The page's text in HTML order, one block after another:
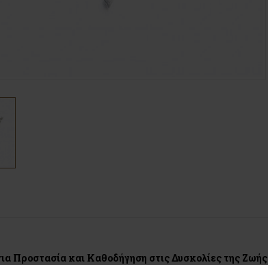
Προστασία και Καθοδήγηση στις Δυσκολίες της Ζωής